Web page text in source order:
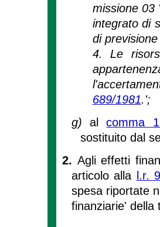
missione 03
integrato di
di
4. Le
689/1981.';
g) alcomma
sostituito dal
2. Agli effetti
articolo alla
l.r.
spesa riportate
finanziarie' della